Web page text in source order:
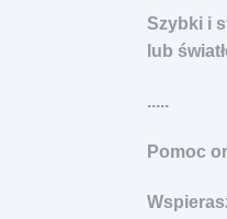
Szybki i
lub
.....
Pomoc